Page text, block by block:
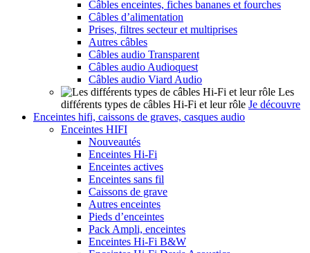
Câbles enceintes, fiches bananes et fourches
Câbles d’alimentation
Prises, filtres secteur et multiprises
Autres câbles
Câbles audio Transparent
Câbles audio Audioquest
Câbles audio Viard Audio
Les
différents types de câbles Hi-Fi et leur rôle Je découvre
Enceintes hifi, caissons de graves, casques audio
Enceintes HIFI
Nouveautés
Enceintes Hi-Fi
Enceintes actives
Enceintes sans fil
Caissons de grave
Autres enceintes
Pieds d’enceintes
Pack Ampli, enceintes
Enceintes Hi-Fi B&W